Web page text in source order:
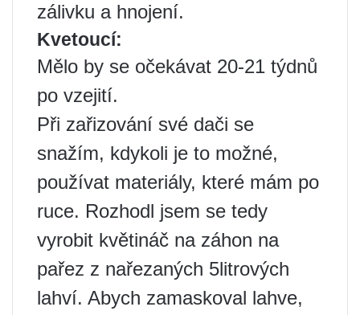
zálivku a hnojení.
Kvetoucí:
Mělo by se očekávat 20-21 týdnů
po vzejití.
Při zařizování své dači se
snažím, kdykoli je to možné,
používat materiály, které mám po
ruce. Rozhodl jsem se tedy
vyrobit květináč na záhon na
pařez z nařezaných 5litrových
lahví. Abych zamaskoval lahve,